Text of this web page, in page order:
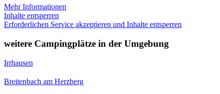
Mehr Informationen
Inhalte entsperren
Erforderlichen Service akzeptieren und Inhalte entsperren
weitere Campingplätze in der Umgebung
Irrhausen
Breitenbach am Herzberg